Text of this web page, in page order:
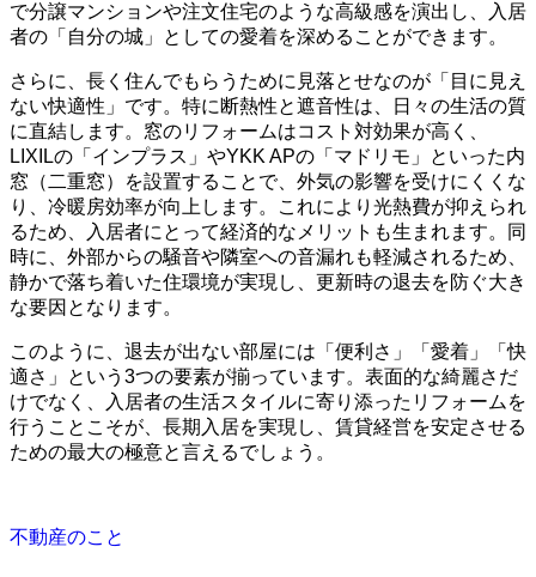
で分譲マンションや注文住宅のような高級感を演出し、入居
者の「自分の城」としての愛着を深めることができます。
さらに、長く住んでもらうために見落とせなのが「目に見え
ない快適性」です。特に断熱性と遮音性は、日々の生活の質
に直結します。窓のリフォームはコスト対効果が高く、
LIXILの「インプラス」やYKK APの「マドリモ」といった内
窓（二重窓）を設置することで、外気の影響を受けにくくな
り、冷暖房効率が向上します。これにより光熱費が抑えられ
るため、入居者にとって経済的なメリットも生まれます。同
時に、外部からの騒音や隣室への音漏れも軽減されるため、
静かで落ち着いた住環境が実現し、更新時の退去を防ぐ大き
な要因となります。
このように、退去が出ない部屋には「便利さ」「愛着」「快
適さ」という3つの要素が揃っています。表面的な綺麗さだ
けでなく、入居者の生活スタイルに寄り添ったリフォームを
行うことこそが、長期入居を実現し、賃貸経営を安定させる
ための最大の極意と言えるでしょう。
不動産のこと